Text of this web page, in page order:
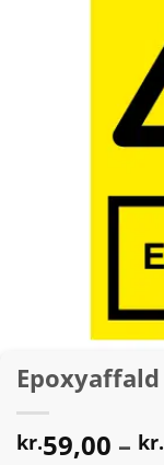
Epoxyaffald
kr.59,00 – kr.